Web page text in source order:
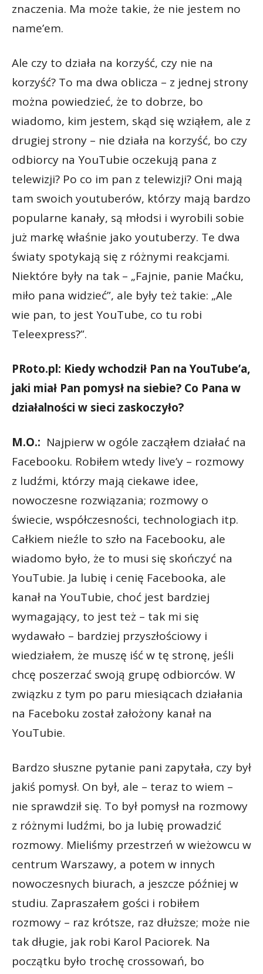
znaczenia. Ma może takie, że nie jestem no
name’em.
Ale czy to działa na korzyść, czy nie na
korzyść? To ma dwa oblicza – z jednej strony
można powiedzieć, że to dobrze, bo
wiadomo, kim jestem, skąd się wziąłem, ale z
drugiej strony – nie działa na korzyść, bo czy
odbiorcy na YouTubie oczekują pana z
telewizji? Po co im pan z telewizji? Oni mają
tam swoich youtuberów, którzy mają bardzo
popularne kanały, są młodsi i wyrobili sobie
już markę właśnie jako youtuberzy. Te dwa
światy spotykają się z różnymi reakcjami.
Niektóre były na tak – „Fajnie, panie Maćku,
miło pana widzieć”, ale były też takie: „Ale
wie pan, to jest YouTube, co tu robi
Teleexpress?”.
PRoto.pl: Kiedy wchodził Pan na YouTube’a,
jaki miał Pan pomysł na siebie? Co Pana w
działalności w sieci zaskoczyło?
M.O.: Najpierw w ogóle zacząłem działać na
Facebooku. Robiłem wtedy live’y – rozmowy
z ludźmi, którzy mają ciekawe idee,
nowoczesne rozwiązania; rozmowy o
świecie, współczesności, technologiach itp.
Całkiem nieźle to szło na Facebooku, ale
wiadomo było, że to musi się skończyć na
YouTubie. Ja lubię i cenię Facebooka, ale
kanał na YouTubie, choć jest bardziej
wymagający, to jest też – tak mi się
wydawało – bardziej przyszłościowy i
wiedziałem, że muszę iść w tę stronę, jeśli
chcę poszerzać swoją grupę odbiorców. W
związku z tym po paru miesiącach działania
na Faceboku został założony kanał na
YouTubie.
Bardzo słuszne pytanie pani zapytała, czy był
jakiś pomysł. On był, ale – teraz to wiem –
nie sprawdził się. To był pomysł na rozmowy
z różnymi ludźmi, bo ja lubię prowadzić
rozmowy. Mieliśmy przestrzeń w wieżowcu w
centrum Warszawy, a potem w innych
nowoczesnych biurach, a jeszcze później w
studiu. Zapraszałem gości i robiłem
rozmowy – raz krótsze, raz dłuższe; może nie
tak długie, jak robi Karol Paciorek. Na
początku było trochę crossowań, bo